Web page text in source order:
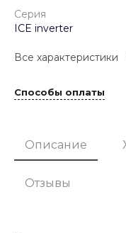
Серия
ICE inverter
Все характеристики
Способы оплаты
Описание
Отзывы